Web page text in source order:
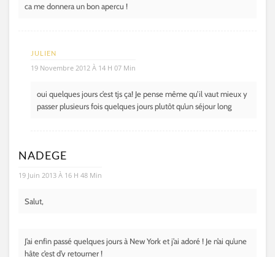
ca me donnera un bon apercu !
JULIEN
19 Novembre 2012 À 14 H 07 Min
oui quelques jours c’est tjs ça! Je pense même qu’il vaut mieux y
passer plusieurs fois quelques jours plutôt qu’un séjour long
NADEGE
19 Juin 2013 À 16 H 48 Min
Salut,
J’ai enfin passé quelques jours à New York et j’ai adoré ! Je n’ai qu’une
hâte c’est d’y retourner !